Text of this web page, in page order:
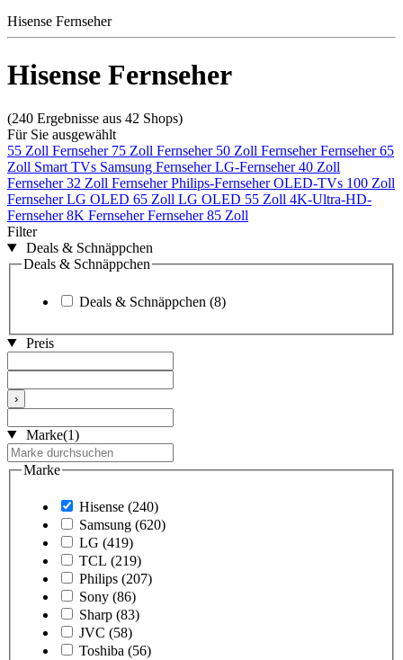
Hisense Fernseher
Hisense Fernseher
(240 Ergebnisse aus 42 Shops)
Für Sie ausgewählt
55 Zoll Fernseher 75 Zoll Fernseher 50 Zoll FernseherFernseher 65
Zoll Smart TVs Samsung FernseherLG-Fernseher40 Zoll
Fernseher32 Zoll FernseherPhilips-FernseherOLED-TVs 100 Zoll
FernseherLG OLED 65 Zoll LG OLED 55 Zoll 4K-Ultra-HD-
Fernseher8K FernseherFernseher 85 Zoll
Filter
Deals & Schnäppchen
Deals & Schnäppchen
Deals & Schnäppchen (8)
Preis
›
Marke(1)
Marke
Hisense (240)
Samsung (620)
LG (419)
TCL (219)
Philips (207)
Sony (86)
Sharp (83)
JVC (58)
Toshiba (56)